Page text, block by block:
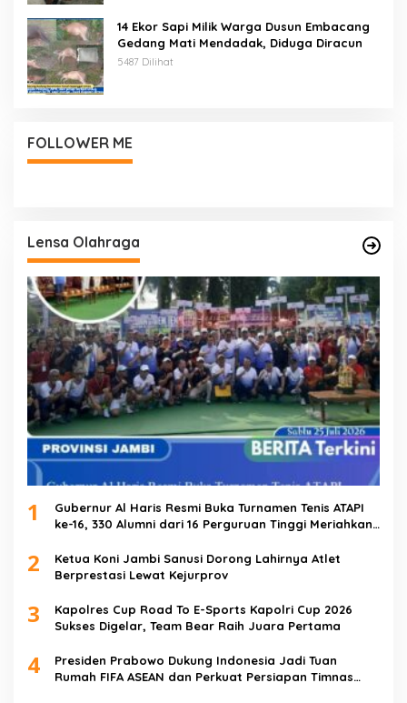
14 Ekor Sapi Milik Warga Dusun Embacang
Gedang Mati Mendadak, Diduga Diracun
5487 Dilihat
FOLLOWER ME
Lensa Olahraga
1
Gubernur Al Haris Resmi Buka Turnamen Tenis ATAPI
ke-16, 330 Alumni dari 16 Perguruan Tinggi Meriahkan
2
Ketua Koni Jambi Sanusi Dorong Lahirnya Atlet
Berprestasi Lewat Kejurprov
3
Kapolres Cup Road To E-Sports Kapolri Cup 2026
Sukses Digelar, Team Bear Raih Juara Pertama
4
Presiden Prabowo Dukung Indonesia Jadi Tuan
Rumah FIFA ASEAN dan Perkuat Persiapan Timnas